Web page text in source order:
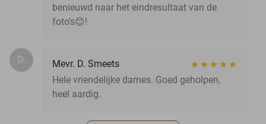
benieuwd naar het eindresultaat van de
foto’s😊!
D.
Mevr. D. Smeets
Hele vriendelijke dames. Goed geholpen,
heel aardig.